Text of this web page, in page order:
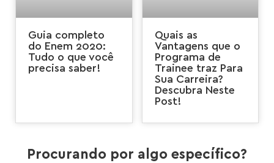
Guia completo
do Enem 2020:
Tudo o que você
precisa saber!
Quais as
Vantagens que o
Programa de
Trainee traz Para
Sua Carreira?
Descubra Neste
Post!
Procurando por algo específico?